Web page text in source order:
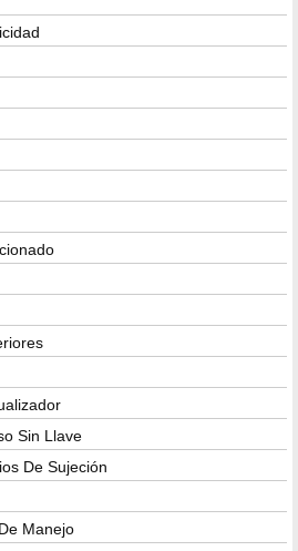
Sin Llave
De Sujeción
Manejo